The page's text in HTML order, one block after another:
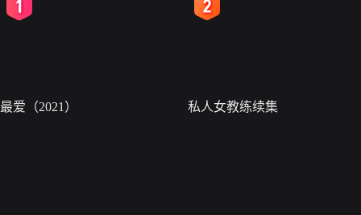
最爱（2021） 私人女教练续集